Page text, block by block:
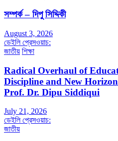
সম্পর্ক – দিপু সিদ্দিকী
August 3, 2026
ডেইলি প্রেসওয়াচ:
জাতীয় শিক্ষা
Radical Overhaul of
Discipline and New
Prof. Dr. Dipu Siddiqui
July 21, 2026
ডেইলি প্রেসওয়াচ:
জাতীয়